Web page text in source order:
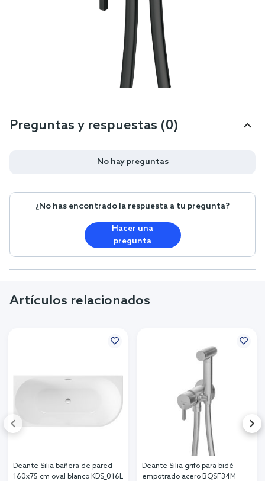
Preguntas y respuestas (0)
No hay preguntas
¿No has encontrado la respuesta a tu pregunta?
Hacer una
pregunta
Artículos relacionados
Deante Silia bañera de pared
160x75 cm oval blanco KDS_016L
Deante Silia grifo para bidé
empotrado acero BQSF34M